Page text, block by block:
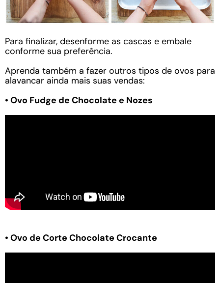
Para finalizar, desenforme as cascas e embale
conforme sua preferência.
Aprenda também a fazer outros tipos de ovos para
alavancar ainda mais suas vendas:
• Ovo Fudge de Chocolate e Nozes
• Ovo de Corte Chocolate Crocante